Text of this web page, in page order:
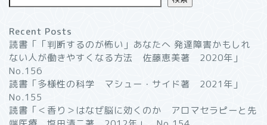
Recent Posts
読書「「判断するのが怖い」あなたへ 発達障害かもしれ
ない人が働きやすくなる方法 佐藤恵美著 2020年」
No.156
読書「多様性の科学 マシュー・サイド著 2021年」
No.155
読書「＜香り＞はなぜ脳に効くのか アロマセラピーと先